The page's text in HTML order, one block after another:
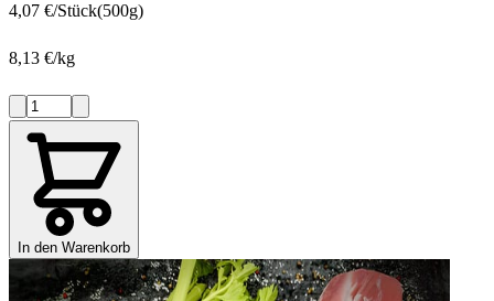
4,07 €/Stück(500g)
8,13 €/kg
In den Warenkorb